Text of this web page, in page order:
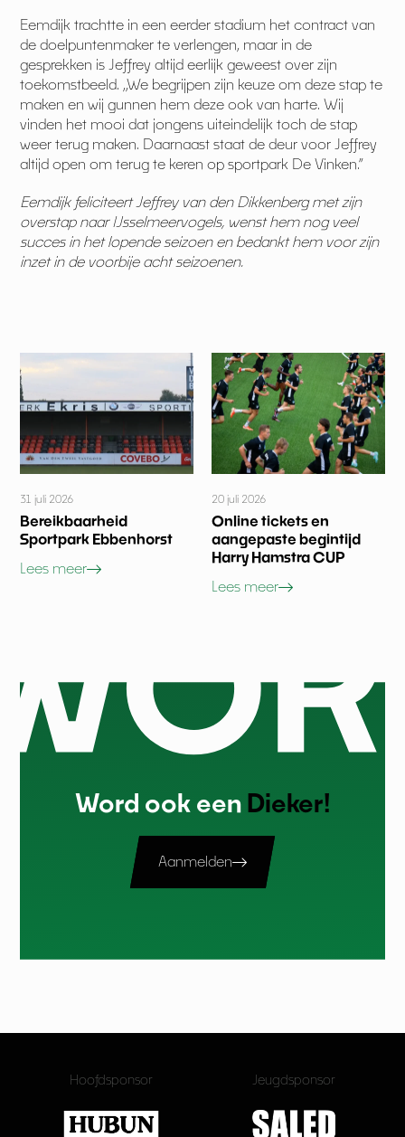
Eemdijk trachtte in een eerder stadium het contract van
de doelpuntenmaker te verlengen, maar in de
gesprekken is Jeffrey altijd eerlijk geweest over zijn
toekomstbeeld. ,,We begrijpen zijn keuze om deze stap te
maken en wij gunnen hem deze ook van harte. Wij
vinden het mooi dat jongens uiteindelijk toch de stap
weer terug maken. Daarnaast staat de deur voor Jeffrey
altijd open om terug te keren op sportpark De Vinken.”
Eemdijk feliciteert Jeffrey van den Dikkenberg met zijn
overstap naar IJsselmeervogels, wenst hem nog veel
succes in het lopende seizoen en bedankt hem voor zijn
inzet in de voorbije acht seizoenen.
31 juli 2026
Bereikbaarheid
Sportpark Ebbenhorst
Lees meer
20 juli 2026
Online tickets en
aangepaste begintijd
Harry Hamstra CUP
Lees meer
Word ook een Dieker!
Aanmelden
Hoofdsponsor Jeugdsponsor